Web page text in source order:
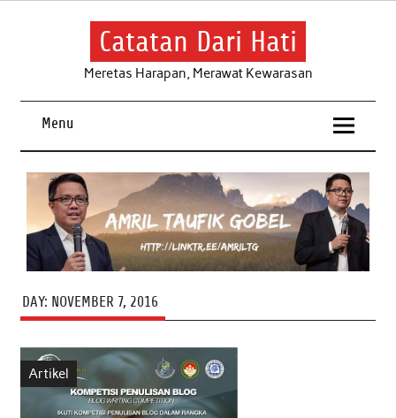
Skip
Catatan Dari Hati
Meretas Harapan, Merawat Kewarasan
Menu
DAY: NOVEMBER 7, 2016
Artikel